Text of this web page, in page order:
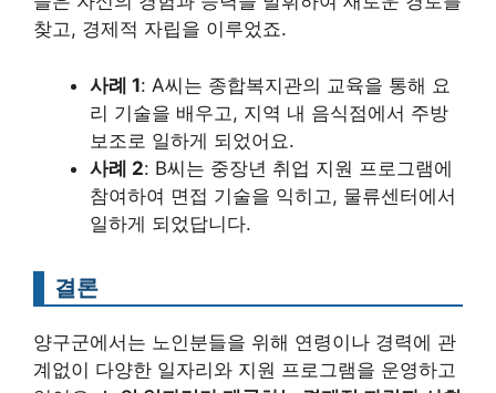
찾고, 경제적 자립을 이루었죠.
사례 1: A씨는 종합복지관의 교육을 통해 요
리 기술을 배우고, 지역 내 음식점에서 주방
보조로 일하게 되었어요.
사례 2: B씨는 중장년 취업 지원 프로그램에
참여하여 면접 기술을 익히고, 물류센터에서
일하게 되었답니다.
결론
양구군에서는 노인분들을 위해 연령이나 경력에 관
계없이 다양한 일자리와 지원 프로그램을 운영하고